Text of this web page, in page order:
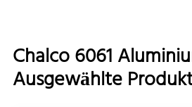
Chalco 6061
Ausgewählte